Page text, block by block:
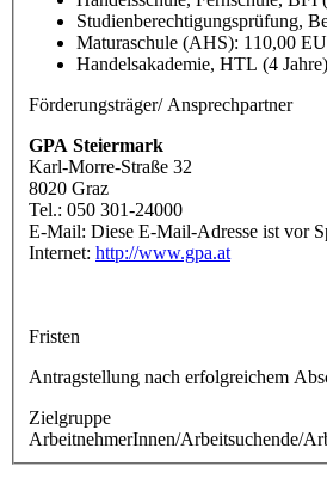
Studienberechtigungsprüfung,
Maturaschule (AHS): 110,00
Handelsakademie, HTL (4
Förderungsträger/ Ansprechpartner
GPA Steiermark
Karl-Morre-Straße 32
8020 Graz
Tel.: 050 301-24000
E-Mail: Diese E-Mail-Adresse ist vor
Internet: http://www.gpa.at
Fristen
Antragstellung nach erfolgreichem
Zielgruppe
ArbeitnehmerInnen/Arbeitsuchende/